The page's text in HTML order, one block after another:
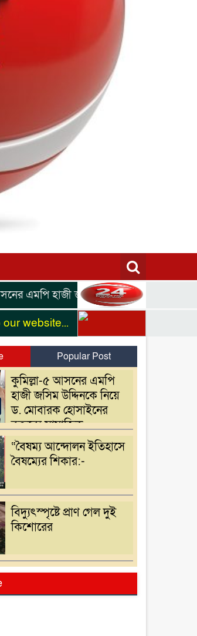
হাজী জসিম উদ্দিনকে নিয়ে ড. মোবারক
Popular Post
কুমিল্লা-৫ আসনের এমপি
হাজী জসিম উদ্দিনকে নিয়ে
ড. মোবারক হোসাইনের
বক্তব্যে সামাজিক
প্রতিবাদ
“বৈষম্য আন্দোলন ইতিহাসে
বৈষম্যের শিকার:-
বিদ্যুৎস্পৃষ্টে প্রাণ গেল দুই
কিশোরের
রয়েলের আছিয়া গণি বালিকা